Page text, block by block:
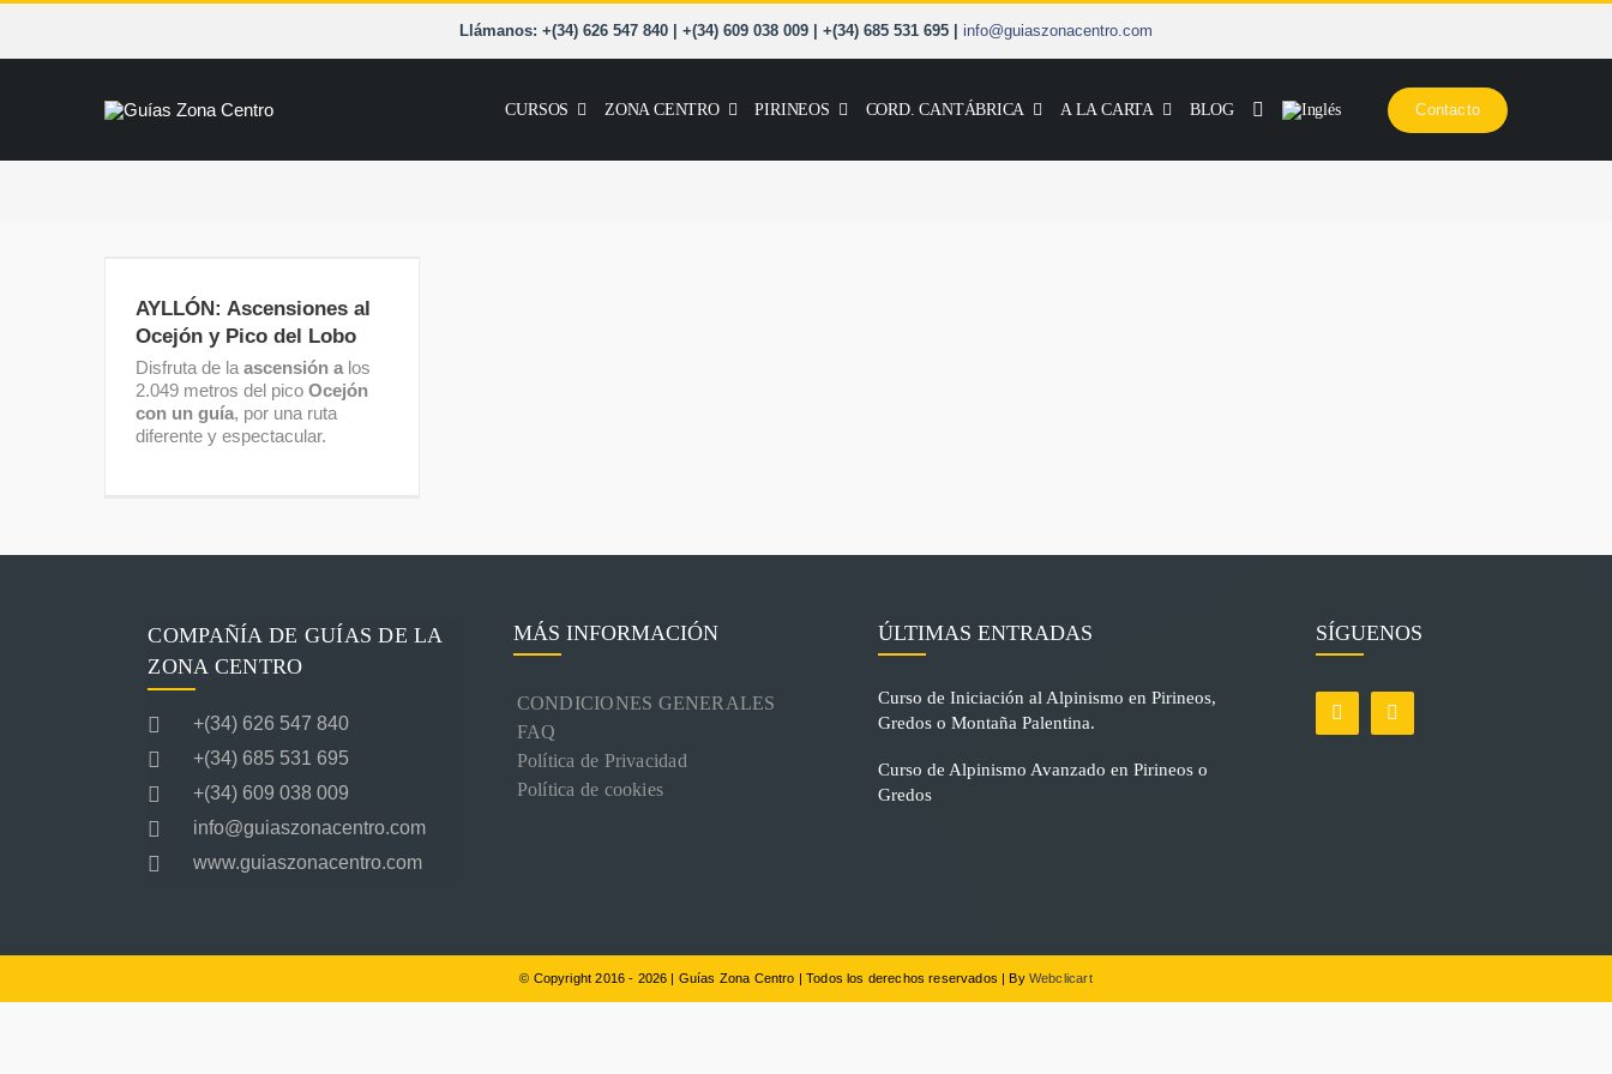
Saltar
contenido
Llámanos: +(34) 626 547 840 | +(34) 609 038 009 | +(34) 685 531 695 | info@guiaszonacentro.com
CURSOS ZONA CENTRO PIRINEOS CORD. CANTÁBRICA A LA CARTA BLOG Contacto
Ocejón y Pico del Lobo
AYLLÓN: Ascensiones al
Ocejón y Pico del Lobo
Disfruta de la ascensión a los
2.049 metros del pico Ocejón
con un guía, por una ruta
diferente y espectacular.
COMPAÑÍA DE GUÍAS DE LA
ZONA CENTRO
+(34) 626 547 840
+(34) 685 531 695
+(34) 609 038 009
info@guiaszonacentro.com
www.guiaszonacentro.com
MÁS INFORMACIÓN
CONDICIONES GENERALES
FAQ
Política de Privacidad
Política de cookies
ÚLTIMAS ENTRADAS
Curso de Iniciación al Alpinismo en Pirineos,
Gredos o Montaña Palentina.
Curso de Alpinismo Avanzado en Pirineos o
Gredos
SÍGUENOS
© Copyright 2016 - 2026 | Guías Zona Centro | Todos los derechos reservados | By Webclicart